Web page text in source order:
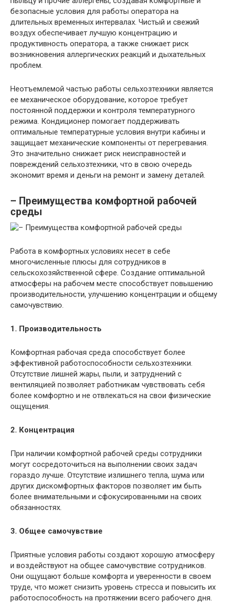
безопасные условия для работы оператора на
длительных временных интервалах. Чистый и свежий
воздух обеспечивает лучшую концентрацию и
продуктивность оператора, а также снижает риск
возникновения аллергических реакций и дыхательных
проблем.
Неотъемлемой частью работы сельхозтехники является
ее механическое оборудование, которое требует
постоянной поддержки и контроля температурного
режима. Кондиционер помогает поддерживать
оптимальные температурные условия внутри кабины и
защищает механические компоненты от перегревания.
Это значительно снижает риск неисправностей и
повреждений сельхозтехники, что в свою очередь
экономит время и деньги на ремонт и замену деталей.
– Преимущества комфортной рабочей
среды
Работа в комфортных условиях несет в себе
многочисленные плюсы для сотрудников в
сельскохозяйственной сфере. Создание оптимальной
атмосферы на рабочем месте способствует повышению
производительности, улучшению концентрации и общему
самочувствию.
1. Производительность
Комфортная рабочая среда способствует более
эффективной работоспособности сельхозтехники.
Отсутствие лишней жары, пыли, и затруднений с
вентиляцией позволяет работникам чувствовать себя
более комфортно и не отвлекаться на свои физические
ощущения.
2. Концентрация
При наличии комфортной рабочей среды сотрудники
могут сосредоточиться на выполнении своих задач
гораздо лучше. Отсутствие излишнего тепла, шума или
других дискомфортных факторов позволяет им быть
более внимательными и сфокусированными на своих
обязанностях.
3. Общее самочувствие
Приятные условия работы создают хорошую атмосферу
и воздействуют на общее самочувствие сотрудников.
Они ощущают больше комфорта и уверенности в своем
труде, что может снизить уровень стресса и повысить их
работоспособность на протяжении всего рабочего дня.